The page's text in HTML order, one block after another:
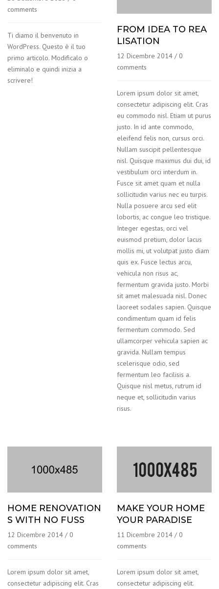
comments
Ti diamo il benvenuto in
WordPress. Questo è il tuo
primo articolo. Modificalo o
eliminalo e quindi inizia a
scrivere!
FROM IDEA TO REA
LISATION
12 Dicembre 2014 / 0
comments
Lorem ipsum dolor sit amet,
consectetur adipiscing elit. Cras
eu commodo nisl. Etiam ut purus
justo. In id ante commodo,
eleifend felis non, cursus orci.
Nullam suscipit pellentesque
nisl. Quisque maximus dui dui, id
vestibulum orci interdum in.
Fusce sit amet quam et nulla
sollicitudin varius nec eu turpis.
Nulla posuere arcu sed elit
lobortis, ac congue leo tristique.
Integer egestas, orci vel
euismod pretium, dolor lacus
mollis mi, ut volutpat justo diam
quis ex. Fusce lectus arcu,
vehicula non risus ac,
fermentum gravida justo. Morbi
sit amet malesuada nisl. Donec
laoreet sodales sapien. Quisque
condimentum quam id felis
fermentum commodo. Sed
ullamcorper vehicula sapien ac
gravida. Nullam tempus
scelerisque odio, sed
fermentum leo facilisis a.
Quisque nisl metus, rutrum id
neque et, sollicitudin varius
risus.
HOME RENOVATION
S WITH NO FUSS
12 Dicembre 2014 / 0
comments
Lorem ipsum dolor sit amet,
consectetur adipiscing elit. Cras
MAKE YOUR HOME
YOUR PARADISE
11 Dicembre 2014 / 0
comments
Lorem ipsum dolor sit amet,
consectetur adipiscing elit.